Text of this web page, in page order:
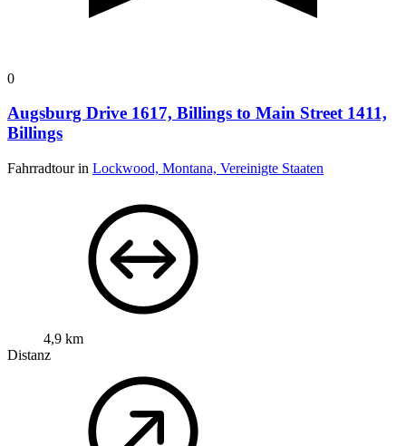
0
Augsburg Drive 1617, Billings to Main Street 1411,
Billings
Fahrradtour in Lockwood, Montana, Vereinigte Staaten
4,9 km
Distanz